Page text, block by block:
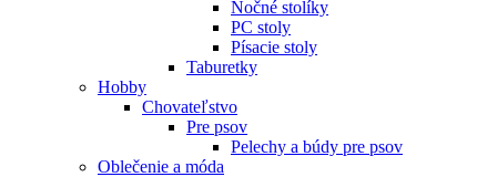
Nočné stolíky
PC stoly
Písacie stoly
Taburetky
Hobby
Chovateľstvo
Pre psov
Pelechy a búdy pre psov
Oblečenie a móda